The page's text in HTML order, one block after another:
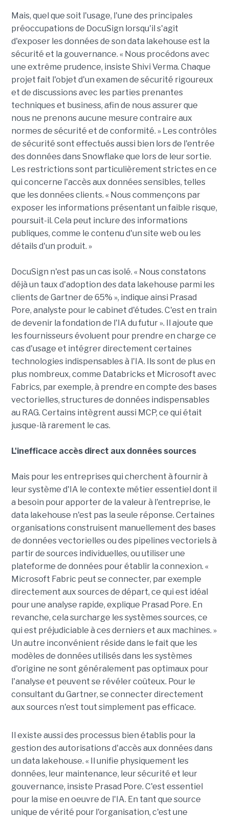
Mais, quel que soit l'usage, l'une des principales
préoccupations de DocuSign lorsqu'il s'agit
d'exposer les données de son data lakehouse est la
sécurité et la gouvernance. « Nous procédons avec
une extrême prudence, insiste Shivi Verma. Chaque
projet fait l'objet d'un examen de sécurité rigoureux
et de discussions avec les parties prenantes
techniques et business, afin de nous assurer que
nous ne prenons aucune mesure contraire aux
normes de sécurité et de conformité. » Les contrôles
de sécurité sont effectués aussi bien lors de l'entrée
des données dans Snowflake que lors de leur sortie.
Les restrictions sont particulièrement strictes en ce
qui concerne l'accès aux données sensibles, telles
que les données clients. « Nous commençons par
exposer les informations présentant un faible risque,
poursuit-il. Cela peut inclure des informations
publiques, comme le contenu d'un site web ou les
détails d'un produit. »
DocuSign n'est pas un cas isolé. « Nous constatons
déjà un taux d'adoption des data lakehouse parmi les
clients de Gartner de 65% », indique ainsi Prasad
Pore, analyste pour le cabinet d'études. C'est en train
de devenir la fondation de l'IA du futur ». Il ajoute que
les fournisseurs évoluent pour prendre en charge ce
cas d'usage et intégrer directement certaines
technologies indispensables à l'IA. Ils sont de plus en
plus nombreux, comme Databricks et Microsoft avec
Fabrics, par exemple, à prendre en compte des bases
vectorielles, structures de données indispensables
au RAG. Certains intègrent aussi MCP, ce qui était
jusque-là rarement le cas.
L'inefficace accès direct aux données sources
Mais pour les entreprises qui cherchent à fournir à
leur système d'IA le contexte métier essentiel dont il
a besoin pour apporter de la valeur à l'entreprise, le
data lakehouse n'est pas la seule réponse. Certaines
organisations construisent manuellement des bases
de données vectorielles ou des pipelines vectoriels à
partir de sources individuelles, ou utiliser une
plateforme de données pour établir la connexion. «
Microsoft Fabric peut se connecter, par exemple
directement aux sources de départ, ce qui est idéal
pour une analyse rapide, explique Prasad Pore. En
revanche, cela surcharge les systèmes sources, ce
qui est préjudiciable à ces derniers et aux machines. »
Un autre inconvénient réside dans le fait que les
modèles de données utilisés dans les systèmes
d'origine ne sont généralement pas optimaux pour
l'analyse et peuvent se révéler coûteux. Pour le
consultant du Gartner, se connecter directement
aux sources n'est tout simplement pas efficace.
Il existe aussi des processus bien établis pour la
gestion des autorisations d'accès aux données dans
un data lakehouse. « Il unifie physiquement les
données, leur maintenance, leur sécurité et leur
gouvernance, insiste Prasad Pore. C'est essentiel
pour la mise en oeuvre de l'IA. En tant que source
unique de vérité pour l'organisation, c'est une